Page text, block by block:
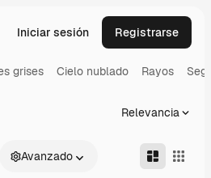
Iniciar sesión Registrarse
grises Cielo nublado Rayos
Relevancia
Avanzado